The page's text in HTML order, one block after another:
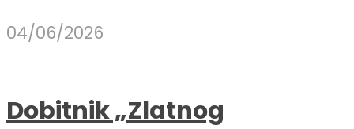
04/06/2026
Dobitnik „Zlatnog